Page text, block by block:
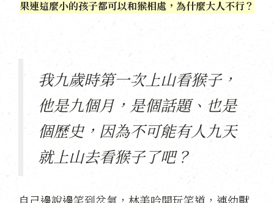
果連這麼小的孩子都可以和猴相處，為什麼大人不行？
我九歲時第一次上山看猴子，
他是九個月，是個話題、也是
個歷史，因為不可能有人九天
就上山去看猴子了吧？